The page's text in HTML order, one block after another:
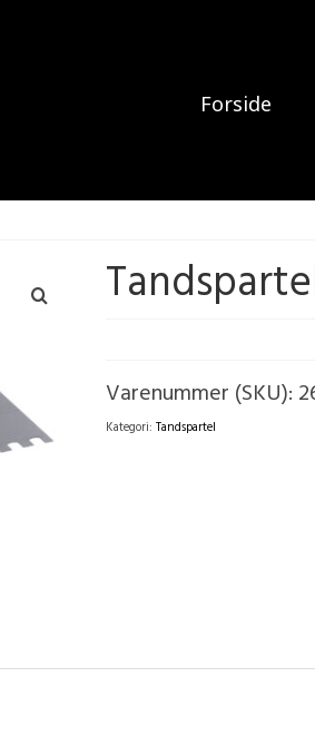
Forside
Varenummer (SKU):
Kategori: Tandspartel